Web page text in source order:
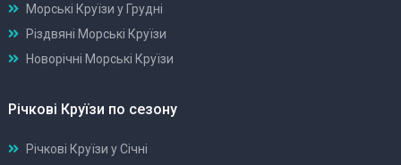
Морські Круїзи у Грудні
Різдвяні Морські Круїзи
Новорічні Морські Круїзи
Річкові Круїзи по сезону
Річкові Круїзи у Січні